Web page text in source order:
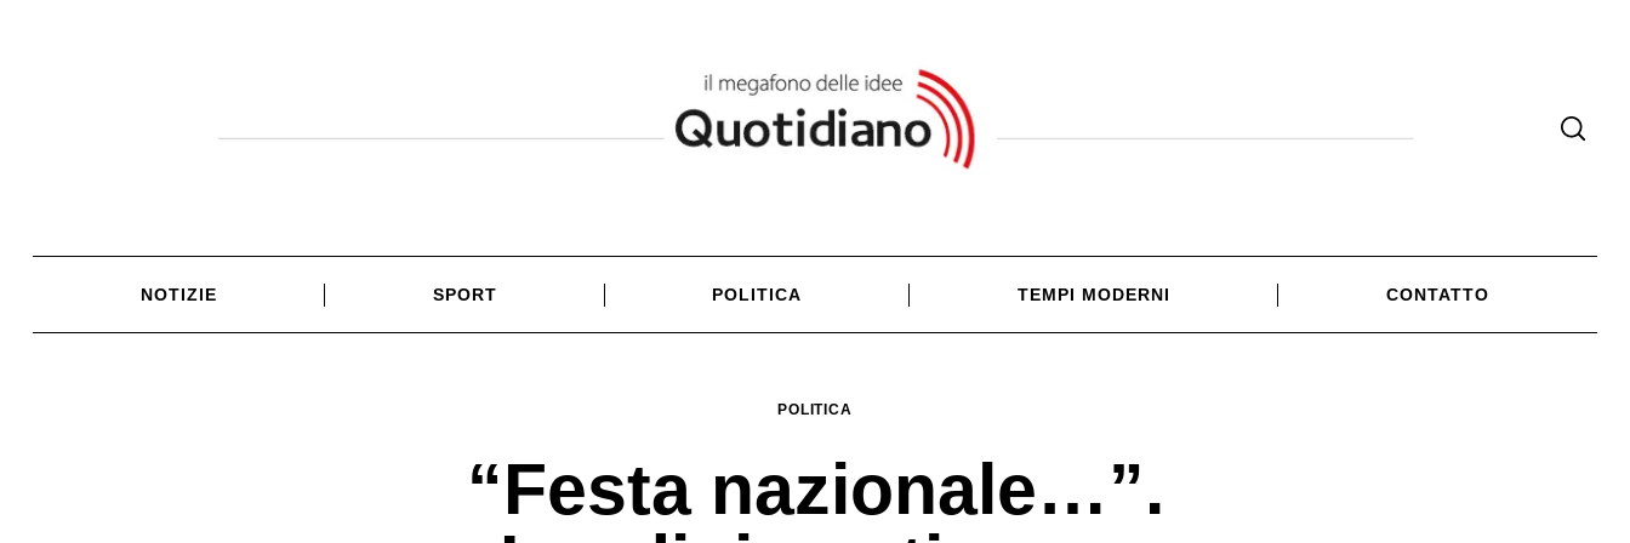
NOTIZIE SPORT POLITICA TEMPI MODERNI CONTATTO
POLITICA
“Festa nazionale…”.